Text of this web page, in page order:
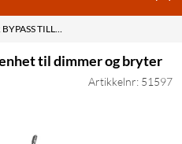
SUNRICHER BYPASS TILLEGGSENHET TIL DIMMER OG BRYTER
til dimmer og bryter
Artikkelnr: 51597